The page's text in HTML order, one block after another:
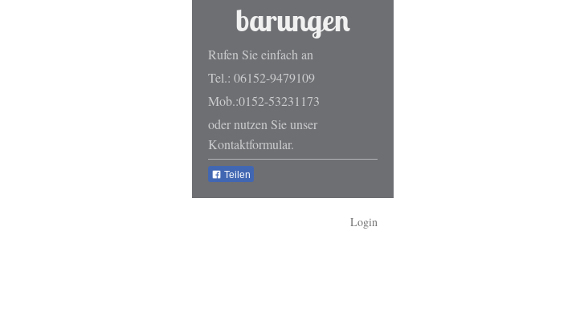
barungen
Rufen Sie einfach an
Tel.: 06152-9479109
Mob.:0152-53231173
oder nutzen Sie unser
Kontaktformular.
Teilen
Login